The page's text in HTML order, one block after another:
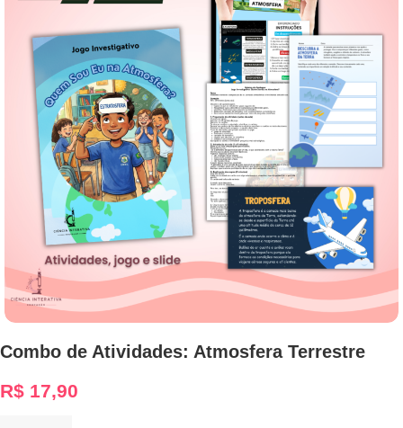
Combo de Atividades: Atmosfera Terrestre
R$ 17,90